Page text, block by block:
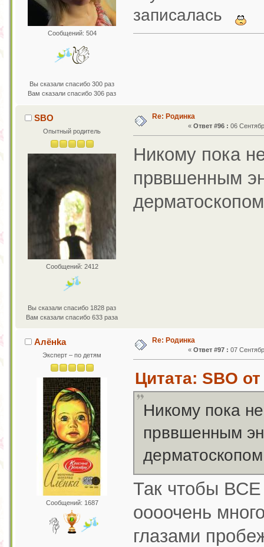
Сообщений: 504
Вы сказали спасибо 300 раз
Вам сказали спасибо 306 раз
записалась
SBO
Опытный родитель
Сообщений: 2412
Вы сказали спасибо 1828 раз
Вам сказали спасибо 633 раза
Re: Родинка
«Ответ #96 : 06
Никому пока
прввшенным
Алёнkа
Эксперт – по детям
Сообщений: 1687
Re: Родинка
«Ответ #97 : 07
Цитата: SBO
Никому пока
прввшенным
Так чтобы ВСЕ
оооочень
глазами